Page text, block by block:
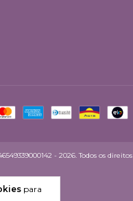
para
- 2026. Todos os direitos